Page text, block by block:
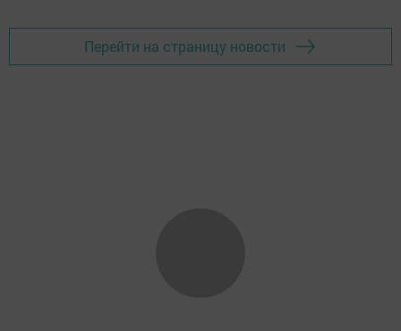
Перейти на страницу новости